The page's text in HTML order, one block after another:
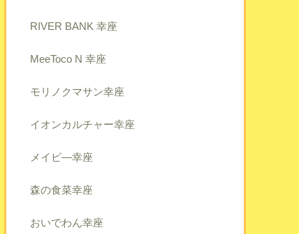
RIVER BANK 幸座
MeeToco N 幸座
モリノクマサン幸座
イオンカルチャー幸座
メイビ―幸座
森の食菜幸座
おいでわん幸座